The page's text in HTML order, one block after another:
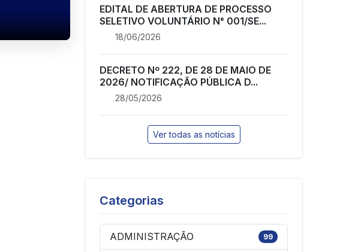
EDITAL DE ABERTURA DE PROCESSO
SELETIVO VOLUNTÁRIO N° 001/SE...
18/06/2026
DECRETO Nº 222, DE 28 DE MAIO DE
2026/ NOTIFICAÇÃO PÚBLICA D...
28/05/2026
Ver todas as notícias
Categorias
ADMINISTRAÇÃO 99